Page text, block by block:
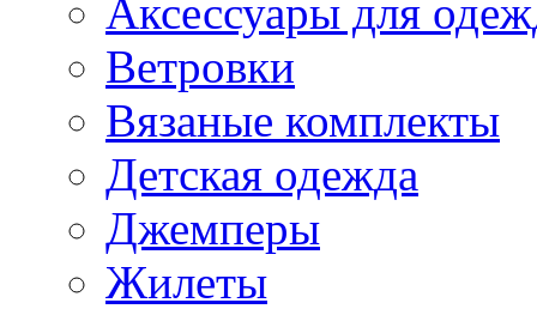
Аксессуары для
Ветровки
Вязаные комплекты
Детская одежда
Джемперы
Жилеты